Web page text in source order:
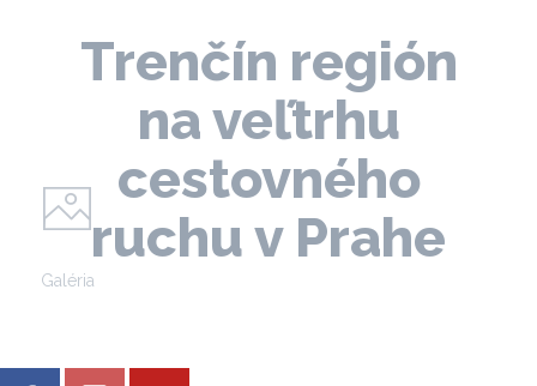
Trenčín región
na veľtrhu
cestovného
ruchu v Prahe
Galéria